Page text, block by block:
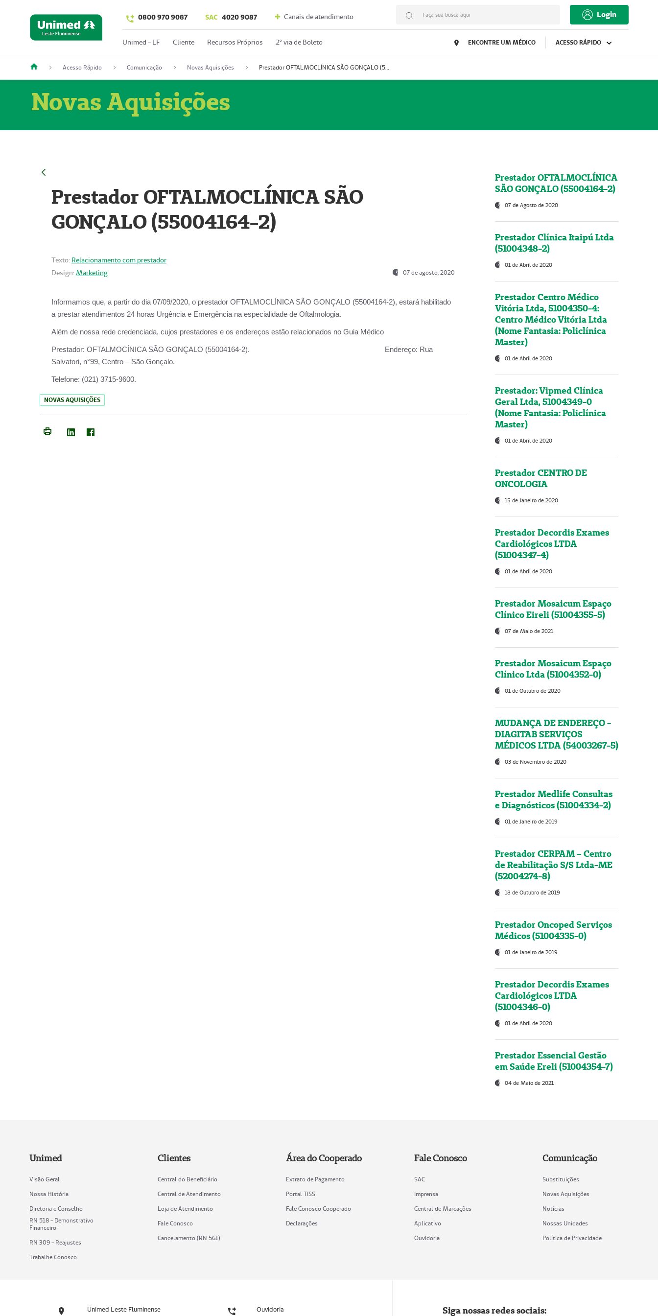
0800 970 9087 SAC 4020 9087 Canais de atendimento Faça sua busca aqui Login
Unimed - LF Cliente Recursos Próprios 2º via de Boleto ENCONTRE UM MÉDICO ACESSO RÁPIDO
Acesso Rápido Comunicação Novas Aquisições Prestador OFTALMOCLÍNICA SÃO GONÇALO (55004164-2)
Novas Aquisições
Prestador OFTALMOCLÍNICA SÃO
GONÇALO (55004164-2)
Texto: Relacionamento com prestador
Design: Marketing 07 de agosto, 2020
Informamos que, a partir do dia 07/09/2020, o prestador OFTALMOCLÍNICA SÃO GONÇALO (55004164-2), estará habilitado
a prestar atendimentos 24 horas Urgência e Emergência na especialidade de Oftalmologia.
Além de nossa rede credenciada, cujos prestadores e os endereços estão relacionados no Guia Médico
Prestador: OFTALMOCÍNICA SÃO GONÇALO (55004164-2). Endereço: Rua
Salvatori, n°99, Centro – São Gonçalo.
Telefone: (021) 3715-9600.
NOVAS AQUISIÇÕES
Prestador OFTALMOCLÍNICA
SÃO GONÇALO (55004164-2)
07 de Agosto de 2020
Prestador Clínica Itaipú Ltda
(51004348-2)
01 de Abril de 2020
Prestador Centro Médico
Vitória Ltda, 51004350-4:
Centro Médico Vitória Ltda
(Nome Fantasia: Policlínica
Master)
01 de Abril de 2020
Prestador: Vipmed Clínica
Geral Ltda, 51004349-0
(Nome Fantasia: Policlínica
Master)
01 de Abril de 2020
Prestador CENTRO DE
ONCOLOGIA
15 de Janeiro de 2020
Prestador Decordis Exames
Cardiológicos LTDA
(51004347-4)
01 de Abril de 2020
Prestador Mosaicum Espaço
Clínico Eireli (51004355-5)
07 de Maio de 2021
Prestador Mosaicum Espaço
Clínico Ltda (51004352-0)
01 de Outubro de 2020
MUDANÇA DE ENDEREÇO -
DIAGITAB SERVIÇOS
MÉDICOS LTDA (54003267-5)
03 de Novembro de 2020
Prestador Medlife Consultas
e Diagnósticos (51004334-2)
01 de Janeiro de 2019
Prestador CERPAM – Centro
de Reabilitação S/S Ltda-ME
(52004274-8)
18 de Outubro de 2019
Prestador Oncoped Serviços
Médicos (51004335-0)
01 de Janeiro de 2019
Prestador Decordis Exames
Cardiológicos LTDA
(51004346-0)
01 de Abril de 2020
Prestador Essencial Gestão
em Saúde Ereli (51004354-7)
04 de Maio de 2021
Unimed
Visão Geral
Nossa História
Diretoria e Conselho
RN 518 - Demonstrativo
Financeiro
RN 309 - Reajustes
Trabalhe Conosco
Clientes
Central do Beneficiário
Central de Atendimento
Loja de Atendimento
Fale Conosco
Cancelamento (RN 561)
Área do Cooperado
Extrato de Pagamento
Portal TISS
Fale Conosco Cooperado
Declarações
Fale Conosco
SAC
Imprensa
Central de Marcações
Aplicativo
Ouvidoria
Comunicação
Substituições
Novas Aquisições
Notícias
Nossas Unidades
Política de Privacidade
Unimed Leste Fluminense Ouvidoria Siga nossas redes sociais: